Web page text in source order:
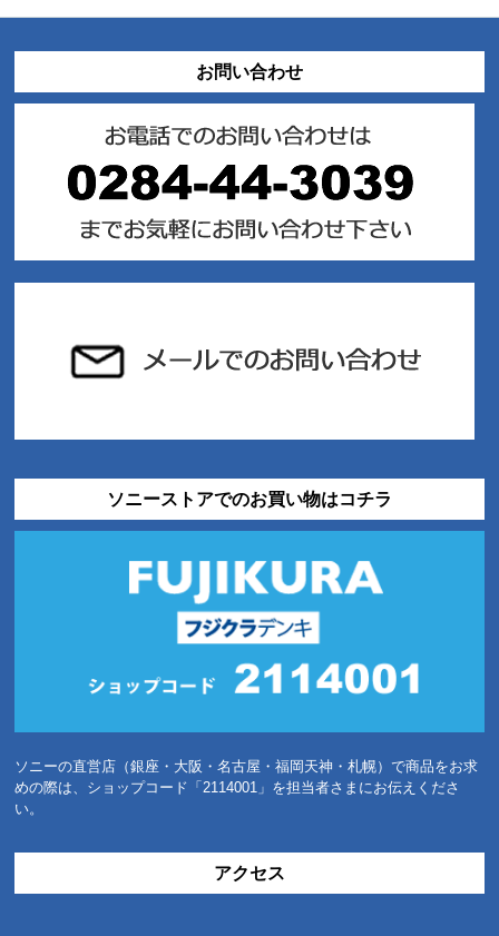
お問い合わせ
ソニーストアでのお買い物はコチラ
ソニーの直営店（銀座・大阪・名古屋・福岡天神・札幌）で商品をお求
めの際は、ショップコード「2114001」を担当者さまにお伝えくださ
い。
アクセス